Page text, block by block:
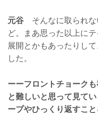
元谷 そんなに取られな
ど。まあ思った以上に
展開とかもあったりし
した。
ーーフロントチョーク
と難しいと思って見て
ープやひっくり返すこ